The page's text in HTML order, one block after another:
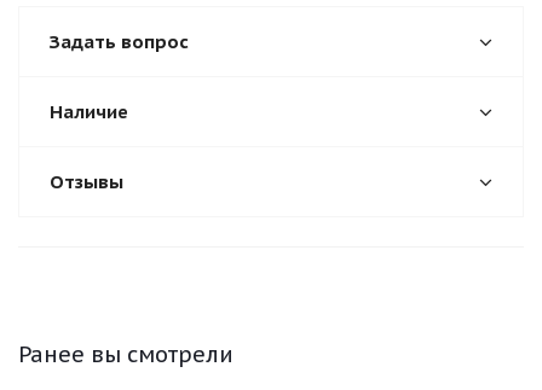
Задать вопрос
Наличие
Отзывы
Ранее вы смотрели